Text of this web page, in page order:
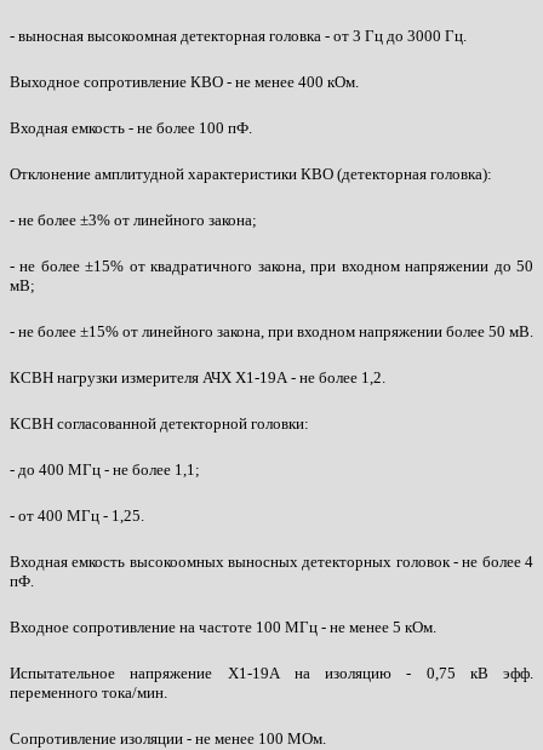
- выносная высокоомная детекторная головка - от 3 Гц до 3000 Гц.
Выходное сопротивление КВО - не менее 400 кОм.
Входная емкость - не более 100 пФ.
Отклонение амплитудной характеристики КВО (детекторная головка):
- не более ±3% от линейного закона;
- не более ±15% от квадратичного закона, при входном напряжении до 50
мВ;
- не более ±15% от линейного закона, при входном напряжении более 50 мВ.
КСВН нагрузки измерителя АЧХ Х1-19А - не более 1,2.
КСВН согласованной детекторной головки:
- до 400 МГц - не более 1,1;
- от 400 МГц - 1,25.
Входная емкость высокоомных выносных детекторных головок - не более 4
пФ.
Входное сопротивление на частоте 100 МГц - не менее 5 кОм.
Испытательное напряжение Х1-19А на изоляцию - 0,75 кВ эфф.
переменного тока/мин.
Сопротивление изоляции - не менее 100 МОм.